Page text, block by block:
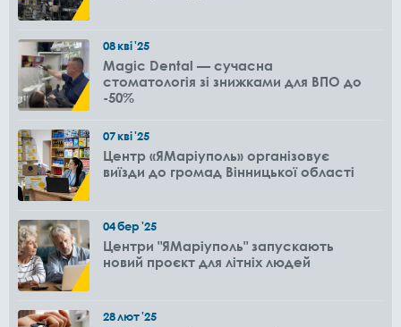
08кві'25
Magic Dental — сучасна
стоматологія зі знижками для ВПО до
-50%
07кві'25
Центр «ЯМаріуполь» організовує
виїзди до громад Вінницької області
04бер'25
Центри "ЯМаріуполь" запускають
новий проєкт для літніх людей
28лют'25